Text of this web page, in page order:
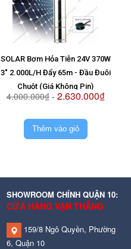
SOLAR Bơm Hỏa Tiễn 24V 370W
3" 2.000L/H Đẩy 65m - Đầu Đuôi
Chuột (Giá Không Pin)
4.000.000₫- 2.630.000₫
Thêm vào giỏ
SHOWROOM CHÍNH QUẬN 10:
CỬA HÀNG VẠN THẮNG
159/8 Ngô Quyền, Phường
6, Quận 10